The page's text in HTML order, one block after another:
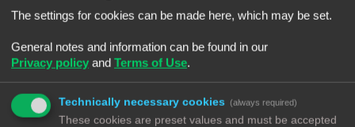
Zoeken in forums:
Selecteer het forum of de forums die je wil doorzoeken. Subforums worden automatisch
doorzocht als je “Doorzoek subforums“ hieronder niet uitschakelt.
The settings for cookies can be made here, which may be set.
General notes and information can be found in our
Privacy policy and Terms of Use.
Technically necessary cookies (always required)
These cookies are preset values and must be accepted